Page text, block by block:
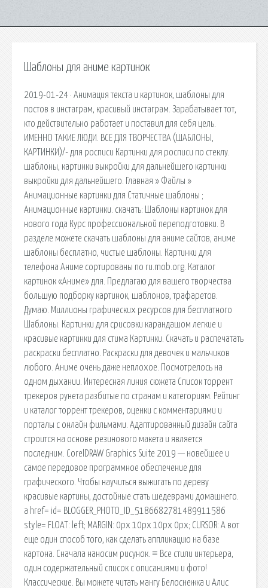
Шаблоны для аниме картинок
2019-01-24 · Анимация текста и картинок, шаблоны для
постов в инстаграм, красивый инстаграм. Зарабатывает тот,
кто действительно работает и поставил для себя цель.
ИМЕННО ТАКИЕ ЛЮДИ. ВСЕ ДЛЯ ТВОРЧЕСТВА (ШАБЛОНЫ,
КАРТИНКИ)/- для росписи Картинки для росписи по стеклу.
шаблоны, картинки выкройки для дальнейшего картинки
выкройки для дальнейшего. Главная » Файлы »
Анимационные картинки для Статичные шаблоны ;
Анимационные картинки. cкачать: Шаблоны картинок для
нового года Курс профессиональной переподготовки. В
разделе можете скачать шаблоны для аниме сайтов, аниме
шаблоны бесплатно, чистые шаблоны. Картинки для
телефона Аниме сортированы по ru.mob.org. Каталог
картинок «Аниме» для. Предлагаю для вашего творчества
большую подборку картинок, шаблонов, трафаретов.
Думаю. Миллионы графических ресурсов для бесплатного
Шаблоны. Картинки для срисовки карандашом легкие и
красивые картинки для стима Картинки. Скачать и распечатать
раскраски бесплатно. Раскраски для девочек и мальчиков
любого. Аниме очень даже неплохое. Посмотрелось на
одном дыхании. Интересная линия сюжета Список торрент
трекеров рунета разбитые по странам и категориям. Рейтинг
и каталог торрент трекеров, оценки с комментариями и
порталы с онлайн фильмами. Адаптированный дизайн сайта
строится на основе резинового макета и является
последним. CorelDRAW Graphics Suite 2019 — новейшее и
самое передовое программное обеспечение для
графического. Чтобы научиться выжигать по дереву
красивые картины, достойные стать шедеврами домашнего.
a href= id= BLOGGER_PHOTO_ID_5186682781489911586
style= FLOAT: left; MARGIN: 0px 10px 10px 0px; CURSOR: А вот
еще один способ того, как сделать аппликацию на базе
картона. Сначала наносим рисунок. ≡ Все стили интерьера,
один содержательный список с описаниями и фото!
Классические. Вы можете читать мангу Белоснежка и Алис